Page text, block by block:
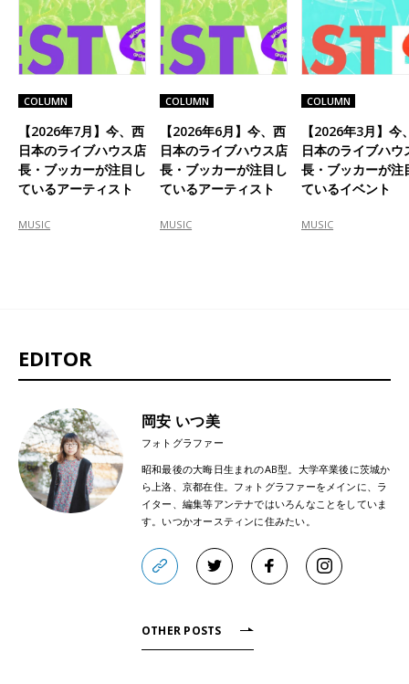
COLUMN
【2026年7月】今、西
日本のライブハウス店
長・ブッカーが注目し
ているアーティスト
MUSIC
COLUMN
【2026年6月】今、西
日本のライブハウス店
長・ブッカーが注目し
ているアーティスト
MUSIC
COLUMN
【2026年3月】今
日本のライブハウ
長・ブッカーが注
ているイベント
MUSIC
EDITOR
岡安 いつ美
フォトグラファー
昭和最後の大晦日生まれのAB型。大学卒業後に茨城か
ら上洛、京都在住。フォトグラファーをメインに、ラ
イター、編集等アンテナではいろんなことをしていま
す。いつかオースティンに住みたい。
OTHER POSTS